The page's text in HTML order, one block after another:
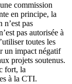
commission
en principe, la
n’est pas
pas autorisée à
toutes les
un impact négatif
projets soutenus.
fort, la
à la CTI.